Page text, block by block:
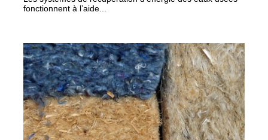
fonctionnent à l’aide...